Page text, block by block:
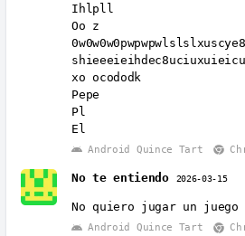
Ihlpll
Oo z
xo ocododk
Pepe
Pl
El
Android Quince Tart
No te entiendo 2026-03-15
No quiero jugar un juego
Android Quince Tart